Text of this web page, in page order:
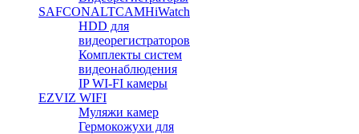
SAFCONALTCAMHiWatch
HDD для
видеорегистраторов
Комплекты систем
видеонаблюдения
IP WI-FI камеры
EZVIZ WIFI
Муляжи камер
Гермокожухи для